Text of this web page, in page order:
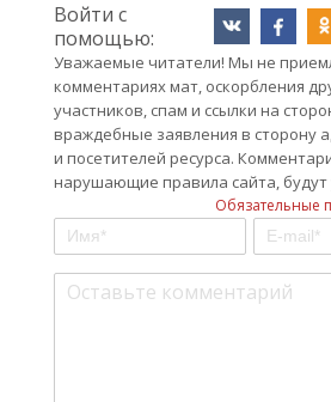
Войти с
помощью:
Уважаемые читатели! Мы не
комментариях мат, оскорбления
участников, спам и ссылки на
враждебные заявления в сторону
и посетителей ресурса.
нарушающие правила сайта, будут
Обязательные